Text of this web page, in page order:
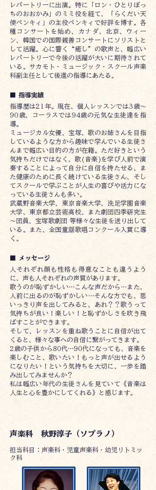
レパートリーに出演。特に「ロン・ひとりぼっ
ちのおおかみ」のミミ役を経て、「らくだい天
使ペンキィ」の主役ペンキィで好評を博す。各
種コンサートを始め、カナダ、北京、ウィー
ン、韓国での国際親善コンサートにソリストと
して活躍。心に響く“癒し”の歌声と、幅広い
レパートリーで今後の活躍が大いに期待されて
いる。サカモト・ミュージック・スクール声楽
科副主任として後進の指導にあたる。
■ 指導実績
指導歴は21年。現在、個人レッスンでは3歳～
90歳、コーラスでは94歳の元気な生徒達を指
導。
ミュージカル女優、宝塚、歌のお姉さんを目指
しているような方から趣味で学んでいる生徒さ
んまで幅広い目的の方が在籍。ただ好きという
気持ちだけではなく、歌(音楽)を学び人前で演
奏することによって自分に自信を持たせる、ま
た健康のために長く続けている生徒さん、そし
てスクールで学ぶことが人生の喜びや活力にな
っている生徒さんも多い。
武蔵野音楽大学、東京音楽大学、洗足学園音楽
大学、東京都立芸術高校、また劇団四季研究生
～団員、宝塚歌劇団 等様々な生徒を送り出して
いる。また、全国童謡歌唱コンクール入賞に導
く。
■ メッセージ
人それぞれ顔も性格も得意なことも違うよう
に、声も人それぞれの声質があります。
歌うのが恥ずかしい…こんな声だから…また、
人前に出るのが恥ずかしい…そんな方でも、思
いっきり声を出してみると、あれ？？歌うって
気持ちが良い！楽しい！と恥ずかしさを吹き飛
ばすことができます。
そして、レッスンを重ね歌うことに自信が出て
くると、様々な事への自信に繋がってきます。
2歳の子供から80代…90代になっても、音楽を
楽しむこと、歌いたい！もっと声が出せるよう
になりたい！という気持ちを大切に、一歩を踏
み出してみませんか？
私は幅広い年代の生徒さんを見ていて《音楽は
人生と心を豊かにしてくれる》と感じます。
声楽科 秋野淳子（ソプラノ）
​担当科目：声楽科・児童声楽科・幼児リトミッ
ク科